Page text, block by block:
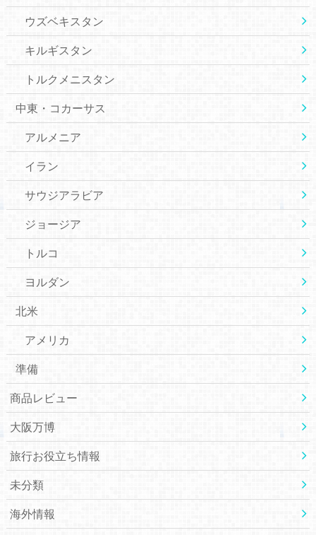
ウズベキスタン
キルギスタン
トルクメニスタン
中東・コカーサス
アルメニア
イラン
サウジアラビア
ジョージア
トルコ
ヨルダン
北米
アメリカ
準備
商品レビュー
大阪万博
旅行お役立ち情報
未分類
海外情報